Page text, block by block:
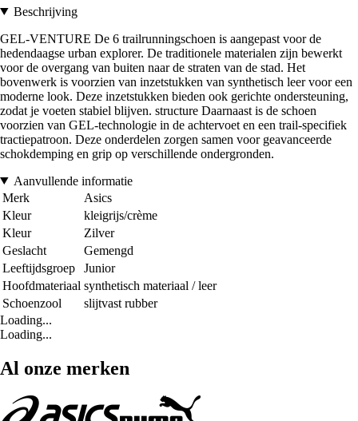
Beschrijving
GEL-VENTURE De 6 trailrunningschoen is aangepast voor de
hedendaagse urban explorer. De traditionele materialen zijn bewerkt
voor de overgang van buiten naar de straten van de stad. Het
bovenwerk is voorzien van inzetstukken van synthetisch leer voor een
moderne look. Deze inzetstukken bieden ook gerichte ondersteuning,
zodat je voeten stabiel blijven. structure Daarnaast is de schoen
voorzien van GEL-technologie in de achtervoet en een trail-specifiek
tractiepatroon. Deze onderdelen zorgen samen voor geavanceerde
schokdemping en grip op verschillende ondergronden.
Aanvullende informatie
Merk
Asics
Kleur
kleigrijs/crème
Kleur
Zilver
Geslacht
Gemengd
Leeftijdsgroep
Junior
Hoofdmateriaal synthetisch materiaal / leer
Schoenzool
slijtvast rubber
Loading...
Loading...
Al onze merken